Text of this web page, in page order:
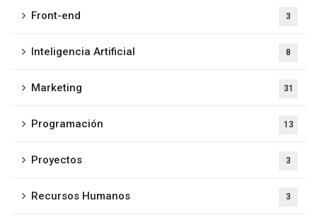
Front-end 3
Inteligencia Artificial 8
Marketing 31
Programación 13
Proyectos 3
Recursos Humanos 3